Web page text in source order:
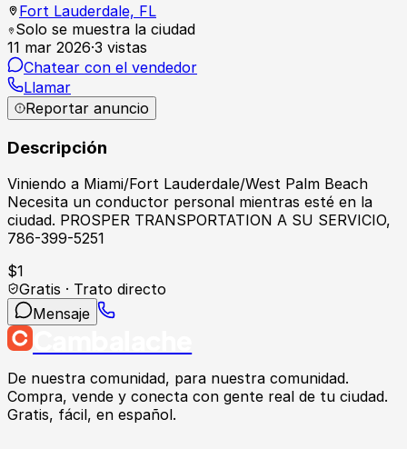
Fort Lauderdale, FL
Solo se muestra la ciudad
11 mar 2026·3 vistas
Chatear con el vendedor
Llamar
Reportar anuncio
Descripción
Viniendo a Miami/Fort Lauderdale/West Palm Beach
Necesita un conductor personal mientras esté en la
ciudad. PROSPER TRANSPORTATION A SU SERVICIO,
786-399-5251
$1
Gratis · Trato directo
Mensaje
De nuestra comunidad, para nuestra comunidad.
Compra, vende y conecta con gente real de tu ciudad.
Gratis, fácil, en español.